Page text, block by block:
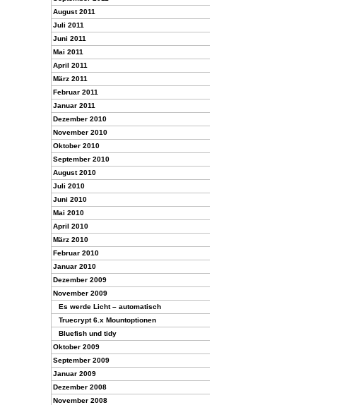
August 2011
Juli 2011
Juni 2011
Mai 2011
April 2011
März 2011
Februar 2011
Januar 2011
Dezember 2010
November 2010
Oktober 2010
September 2010
August 2010
Juli 2010
Juni 2010
Mai 2010
April 2010
März 2010
Februar 2010
Januar 2010
Dezember 2009
November 2009
Es werde Licht – automatisch
Truecrypt 6.x Mountoptionen
Bluefish und tidy
Oktober 2009
September 2009
Januar 2009
Dezember 2008
November 2008